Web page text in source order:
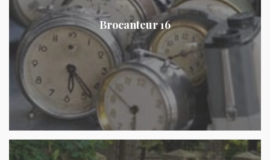
Brocanteur 16